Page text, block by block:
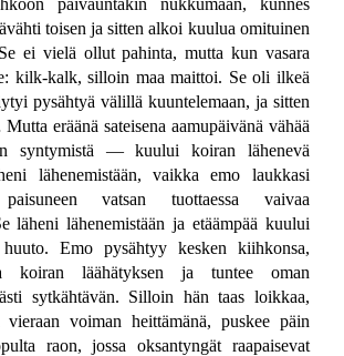
toisen ja sitten alkoi kuulua omituinen
ei vielä ollut pahinta, mutta kun vasara
kilk-kalk, silloin maa maittoi. Se oli ilkeä
pysähtyä välillä kuuntelemaan, ja sitten
eräänä sateisena aamupäivänä vähää
syntymistä — kuului koiran lähenevä
lähenemistään, vaikka emo laukkasi
paisuneen vatsan tuottaessa vaivaa
läheni lähenemistään ja etäämpää kuului
Emo pysähtyy kesken kiihkonsa,
koiran läähätyksen ja tuntee oman
sytkähtävän. Silloin hän taas loikkaa,
voiman heittämänä, puskee päin
raon, jossa oksantyngät raapaisevat